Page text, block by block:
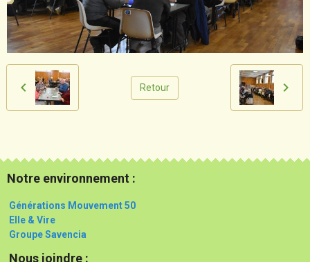
Retour
Notre environnement :
Générations Mouvement 50
Elle & Vire
Groupe Savencia
Nous joindre :